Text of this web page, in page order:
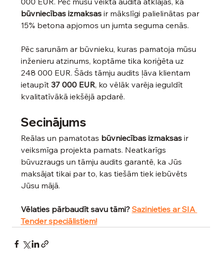
būvniecības izmaksas ir mākslīgi palielinātas par
15% betona apjomos un jumta seguma cenās.
Pēc sarunām ar būvnieku, kuras pamatoja mūsu
inženieru atzinums, koptāme tika koriģēta uz
248 000 EUR. Šāds tāmju audits ļāva klientam
ietaupīt 37 000 EUR, ko vēlāk varēja ieguldīt
kvalitatīvākā iekšējā apdarē.
Secinājums
Reālas un pamatotas būvniecības izmaksas ir
veiksmīga projekta pamats. Neatkarīgs
būvuzraugs un tāmju audits garantē, ka Jūs
maksājat tikai par to, kas tiešām tiek iebūvēts
Jūsu mājā.
Vēlaties pārbaudīt savu tāmi? Sazinieties ar SIA
Tender speciālistiem!